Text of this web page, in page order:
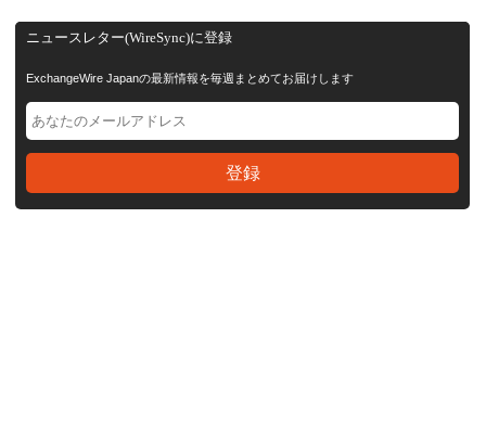
ニュースレター(WireSync)に登録
ExchangeWire Japanの最新情報を毎週まとめてお届けします